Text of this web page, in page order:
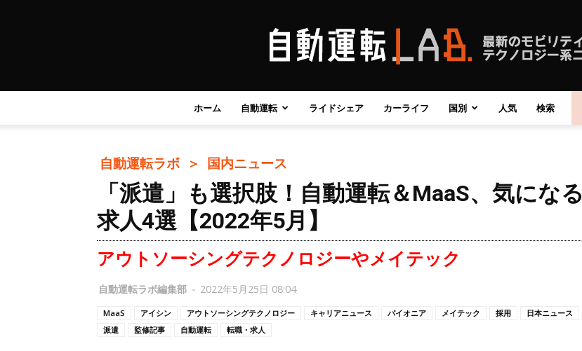
自
動
ホーム 自動運転 ライドシェア カーライフ 国別 人気 検索
自動運転ラボ ＞ 国内ニュース
「派遣」も選択肢！自動運転＆MaaS、気になる
求人4選【2022年5月】
アウトソーシングテクノロジーやメイテック
自動運転ラボ編集部 - 2022年5月25日 08:04
MaaS アイシン アウトソーシングテクノロジー キャリアニュース パイオニア メイテック 採用
日本ニュース
派遣
監修記事 自動運転 転職・求人